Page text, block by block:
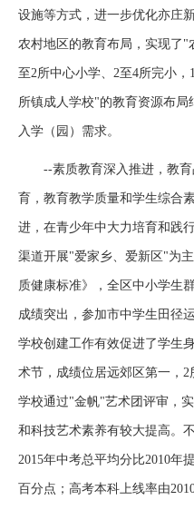
设施等方式，进一步优化亦庄
农村地区的教育布局，实现了"
至2所中心小学、2至4所完小
所镇成人学校"的教育资源布
入学（园）需求。
--素质教育深入推进，教育
育，教育教学质量和学生综合
进，在青少年中大力培育和践
渠道开展"爱家乡、爱新区"为
质健康标准》，全区中小学生
成绩突出，参加市中学生田径
学校创建工作有效促进了学生
术节，成绩位居远郊区第一，
学校通过"金帆"艺术团评审，
和科技艺术素养有较大提高。
2015年中考总平均分比2010年
百分点；高考本科上线率由